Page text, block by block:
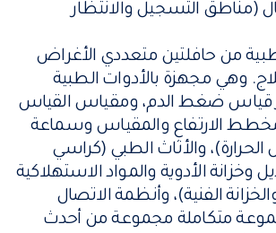
(مناطق التسجيل والانتظار
من حافلتين متعددي الأغراض
وهي مجهزة بالأدوات الطبية
قياس ضغط الدم، ومقياس القياس
الارتفاع والمقياس وسماعة
والأثاث الطبي (كراسي
وخزانة الأدوية والمواد الاستهلاكية
الفنية)، وأنظمة الاتصال
متكاملة مجموعة من أحدث